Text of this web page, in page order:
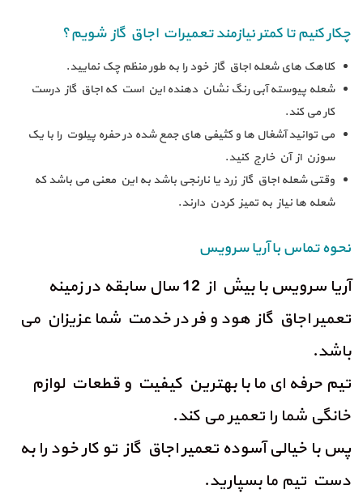
چکار کنیم تا کمتر نیازمند تعمیرات اجاق گاز شویم؟
کلاهک های شعله اجاق گاز خود را به طور منظم چک نمایید.
شعله پیوسته آبی رنگ نشان دهنده این است که اجاق گاز درست
کار می کند.
می توانید آشغال ها و کثیفی های جمع شده در حفره پیلوت را با یک
سوزن از آن خارج کنید.
وقتی شعله اجاق گاز زرد یا نارنجی باشد به این معنی می باشد که
شعله ها نیاز به تمیز کردن دارند.
نحوه تماس با آریا سرویس
آریا سرویس با بیش از 12 سال سابقه در زمینه
تعمیر اجاق گاز هود و فر در خدمت شما عزیزان می
باشد.
تیم حرفه ای ما با بهترین کیفیت و قطعات لوازم
خانگی شما را تعمیر می کند.
پس با خیالی آسوده تعمیر اجاق گاز تو کار خود را به
دست تیم ما بسپارید.